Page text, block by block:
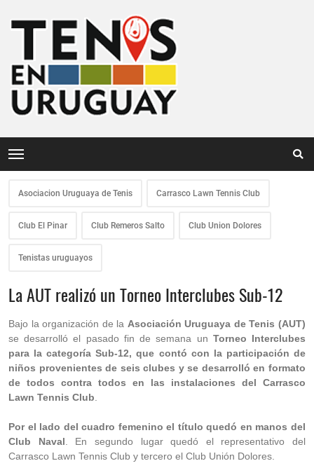
Asociacion Uruguaya de Tenis Carrasco Lawn Tennis Club
Club El Pinar Club Remeros Salto Club Union Dolores
Tenistas uruguayos
La AUT realizó un Torneo Interclubes Sub-12
Bajo la organización de la Asociación Uruguaya de Tenis (AUT)
se desarrolló el pasado fin de semana un Torneo Interclubes
para la categoría Sub-12, que contó con la participación de
niños provenientes de seis clubes y se desarrolló en formato
de todos contra todos en las instalaciones del Carrasco
Lawn Tennis Club
Por el lado del cuadro femenino el título quedó en manos del
Club Naval . En segundo lugar quedó el representativo del
Carrasco Lawn Tennis Club y tercero el Club Unión Dolores.